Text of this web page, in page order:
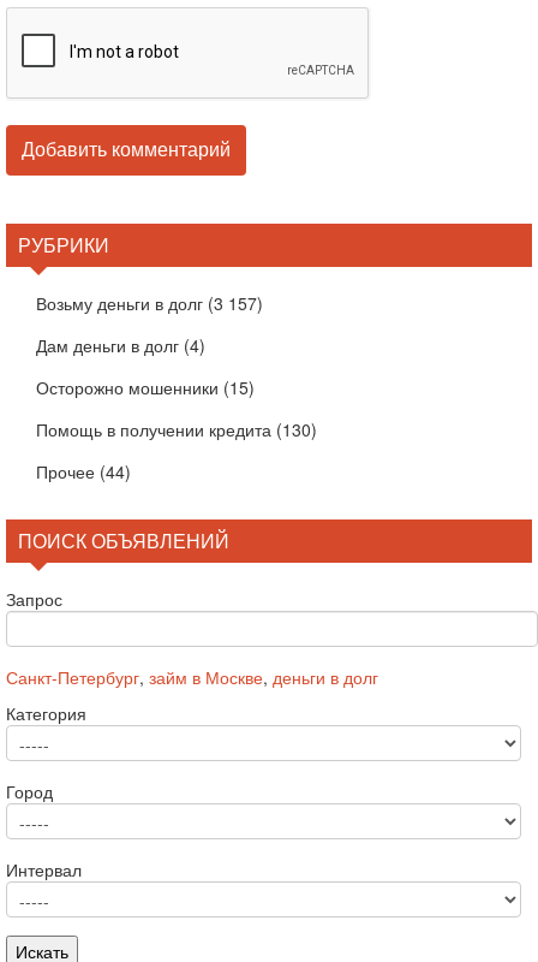
РУБРИКИ
Возьму деньги в долг (3 157)
Дам деньги в долг (4)
Осторожно мошенники (15)
Помощь в получении кредита (130)
Прочее (44)
ПОИСК ОБЪЯВЛЕНИЙ
Запрос
Санкт-Петербург, займ в Москве, деньги в долг
Категория
Город
Интервал